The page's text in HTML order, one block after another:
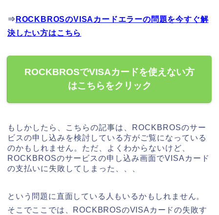
⇒ ROCKBROSのVISAカードエラーの問題を今すぐ解
決したい方はこちら
ROCKBROSでVISAカードを使えない方
はこちらをクリック
もしかしたら、こちらの記事は、ROCKBROSのサー
ビスの申し込みを検討している方がご覧になっている
のかもしれません。ただ、よくわからないけど、
ROCKBROSのサービスの申し込み画面でVISAカード
の支払いに失敗してしまった、、、
という問題に直面している人もいるかもしれません。
そこでここでは、ROCKBROSのVISAカードの失敗す